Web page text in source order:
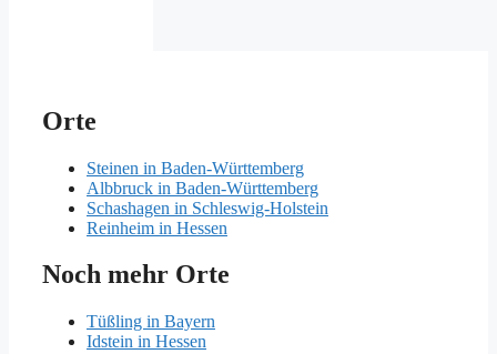
Orte
Steinen in Baden-Württemberg
Albbruck in Baden-Württemberg
Schashagen in Schleswig-Holstein
Reinheim in Hessen
Noch mehr Orte
Tüßling in Bayern
Idstein in Hessen